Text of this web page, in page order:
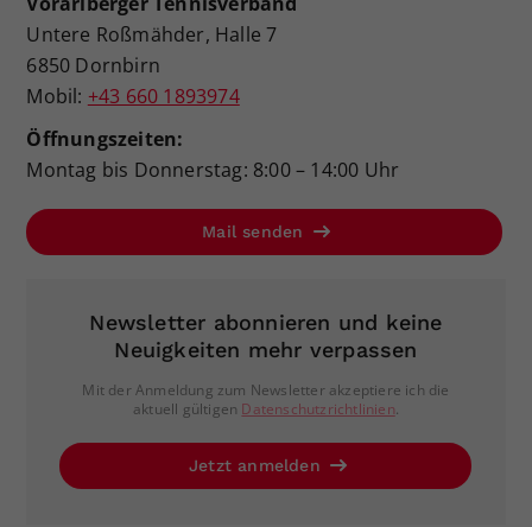
Untere Roßmähder, Halle 7
6850 Dornbirn
Mobil: +43 660 1893974
Öffnungszeiten:
Montag bis Donnerstag: 8:00 – 14:00 Uhr
Mail senden
Newsletter abonnieren und keine
Neuigkeiten mehr verpassen
Mit der Anmeldung zum Newsletter akzeptiere ich die
aktuell gültigen Datenschutzrichtlinien.
Jetzt anmelden